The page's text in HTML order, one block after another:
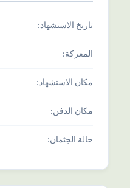
تاریخ الاستشهاد:
المعرکة:
مکان الاستشهاد:
مکان الدفن:
حالة الجثمان: